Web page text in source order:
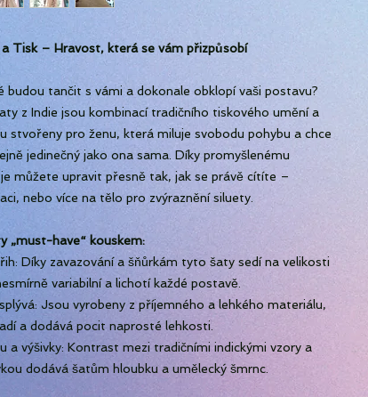
a Tisk – Hravost, která se vám přizpůsobí
budou tančit s vámi a dokonale obklopí vaši postavu?
z Indie jsou kombinací tradičního tiskového umění a
stvořeny pro ženu, která miluje svobodu pohybu a chce
jedinečný jako ona sama. Díky promyšlenému
můžete upravit přesně tak, jak se právě cítíte –
nebo více na tělo pro zvýraznění siluety.
„must-have“ kouskem:
Díky zavazování a šňůrkám tyto šaty sedí na velikosti
variabilní a lichotí každé postavě.
Jsou vyrobeny z příjemného a lehkého materiálu,
a dodává pocit naprosté lehkosti.
a výšivky: Kontrast mezi tradičními indickými vzory a
dodává šatům hloubku a umělecký šmrnc.